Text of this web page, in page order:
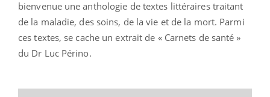
bienvenue une anthologie de textes littéraires traitant
de la maladie, des soins, de la vie et de la mort. Parmi
ces textes, se cache un extrait de « Carnets de santé »
du Dr Luc Périno.